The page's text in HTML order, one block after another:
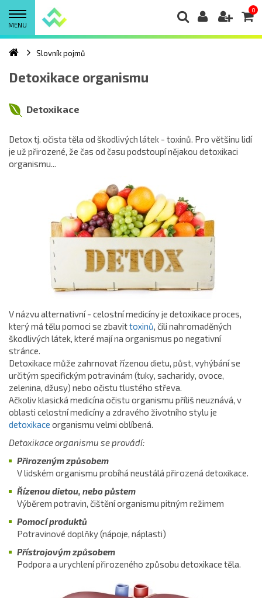
MENU
0
Slovník pojmů
Detoxikace organismu
Detoxikace
Detox tj. očista těla od škodlivých látek - toxinů. Pro většinu lidí
je už přirozené, že čas od času podstoupí nějakou detoxikaci
organismu...
V názvu alternativní - celostní medicíny je detoxikace proces,
který má tělu pomoci se zbavittoxinů, čili nahromaděných
škodlivých látek, které mají na organismus po negativní
stránce.
Detoxikace může zahrnovat řízenou dietu, půst, vyhýbání se
určitým specifickým potravinám (tuky, sacharidy, ovoce,
zelenina, džusy) nebo očistu tlustého střeva.
Ačkoliv klasická medicína očistu organismu příliš neuznává, v
oblasti celostní medicíny a zdravého životního stylu je
detoxikace organismu velmi oblíbená.
Detoxikace organismu se provádí:
Přirozeným způsobem
V lidském organismu probíhá neustálá přirozená detoxikace.
Řízenou dietou, nebo půstem
Výběrem potravin, čištění organismu pitným režimem
Pomocí produktů
Potravinové doplňky (nápoje, náplasti)
Přístrojovým způsobem
Podpora a urychlení přirozeného způsobu detoxikace těla.